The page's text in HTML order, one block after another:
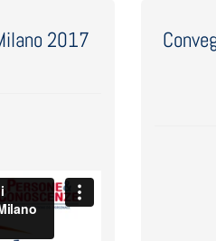
2017